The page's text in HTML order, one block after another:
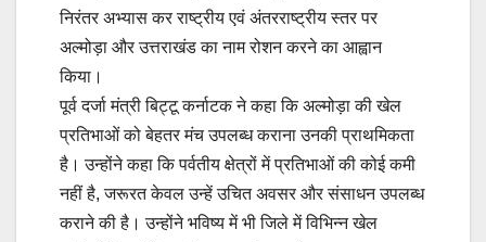
निरंतर अभ्यास कर राष्ट्रीय एवं अंतरराष्ट्रीय स्तर पर
अल्मोड़ा और उत्तराखंड का नाम रोशन करने का आह्वान
किया।
पूर्व दर्जा मंत्री बिट्टू कर्नाटक ने कहा कि अल्मोड़ा की खेल
प्रतिभाओं को बेहतर मंच उपलब्ध कराना उनकी प्राथमिकता
है। उन्होंने कहा कि पर्वतीय क्षेत्रों में प्रतिभाओं की कोई कमी
नहीं है, जरूरत केवल उन्हें उचित अवसर और संसाधन उपलब्ध
कराने की है। उन्होंने भविष्य में भी जिले में विभिन्न खेल